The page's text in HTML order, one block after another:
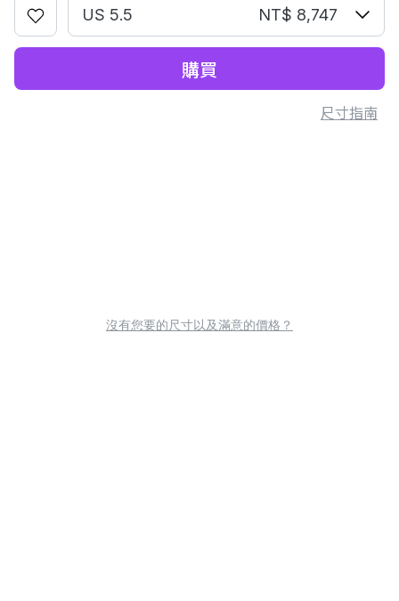
US 5.5 NT$ 8,747
購買
尺寸指南
沒有您要的尺寸以及滿意的價格？